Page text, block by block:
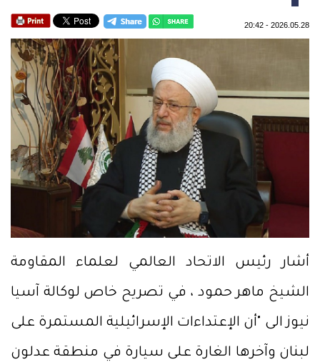
2026.05.28
-
20:42
أشار رئيس الاتحاد العالمي لعلماء المقاومة
الشيخ ماهر حمود ، في تصريح خاص لوكالة آسيا
نيوز الى "أن الإعتداءات الإسرائيلية المستمرة على
لبنان وآخرها الغارة على سيارة في منطقة عدلون